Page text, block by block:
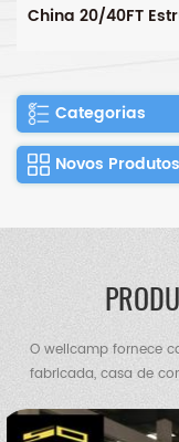
Categorias
Novos Produtos
O wellcamp fornece
fabricada, casa de
bloco plano, casa de
vila de aço,